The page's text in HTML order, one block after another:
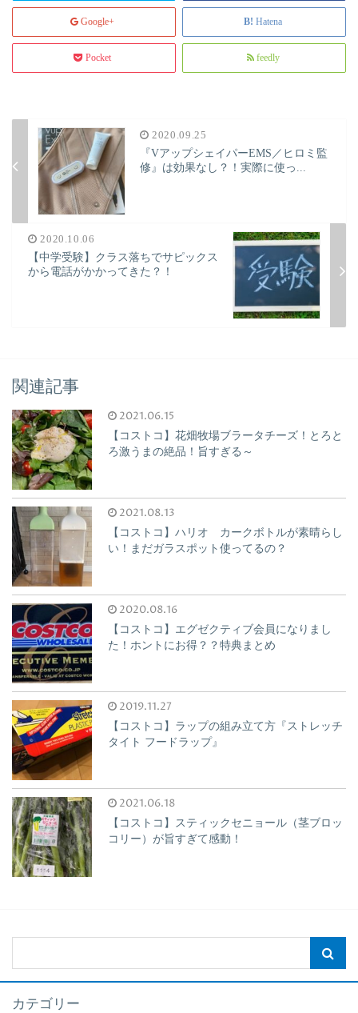
Google+ Hatena
Pocket feedly
2020.09.25
『VアップシェイパーEMS／ヒロミ監
修』は効果なし？！実際に使っ...
2020.10.06
【中学受験】クラス落ちでサピックス
から電話がかかってきた？！
関連記事
2021.06.15
【コストコ】花畑牧場ブラータチーズ！とろと
ろ激うまの絶品！旨すぎる～
2021.08.13
【コストコ】ハリオ カークボトルが素晴らし
い！まだガラスポット使ってるの？
2020.08.16
【コストコ】エグゼクティブ会員になりまし
た！ホントにお得？？特典まとめ
2019.11.27
【コストコ】ラップの組み立て方『ストレッチ
タイト フードラップ』
2021.06.18
【コストコ】スティックセニョール（茎ブロッ
コリー）が旨すぎて感動！
カテゴリー